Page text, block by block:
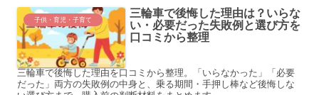
子供・育児・子育て
三輪車で後悔した理由は？いらな
い・必要だった失敗例と選び方を
口コミから整理
三輪車で後悔した理由を口コミから整理。「いらなかった」「必要
だった」両方の失敗例の中身と、乗る期間・手押し棒など後悔しな